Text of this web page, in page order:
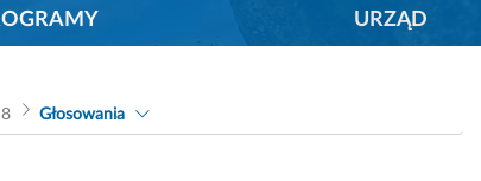
URZĄD
Głosowania